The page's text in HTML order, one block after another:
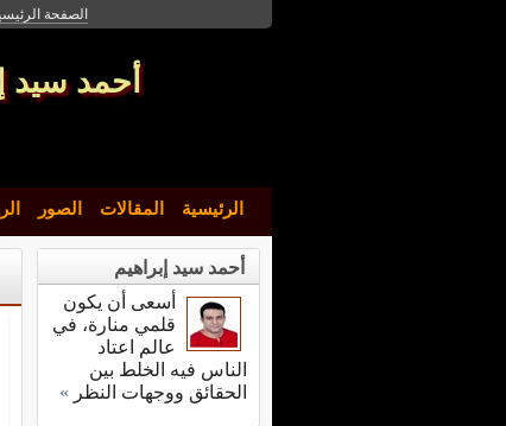
الصفحة
أحمد سيد
الرئيسية المقالات الصور
أحمد سيد إبراهيم
أسعى أن يكون
قلمي منارة، في
عالم اعتاد
الناس فيه الخلط بين
الحقائق ووجهات النظر »